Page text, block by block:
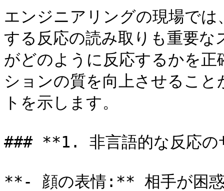
エンジニアリングの現場で
する反応の読み取りも重要な
がどのように反応するかを
ションの質を向上させるこ
トを示します。
### **1. 非言語的な反応の
**- 顔の表情:** 相手が困惑